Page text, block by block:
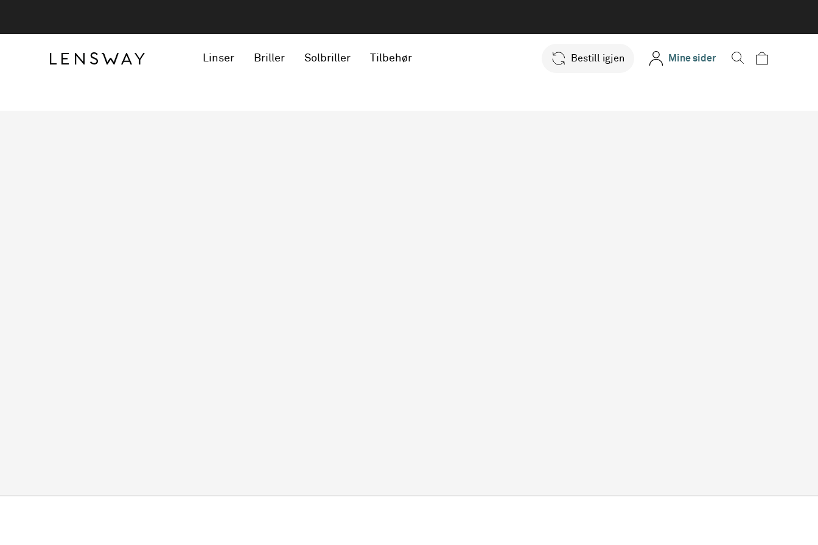
Linser Briller Solbriller Tilbehør Bestill igjen Mine sider